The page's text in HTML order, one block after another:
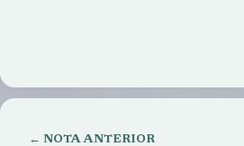
← NOTA ANTERIOR